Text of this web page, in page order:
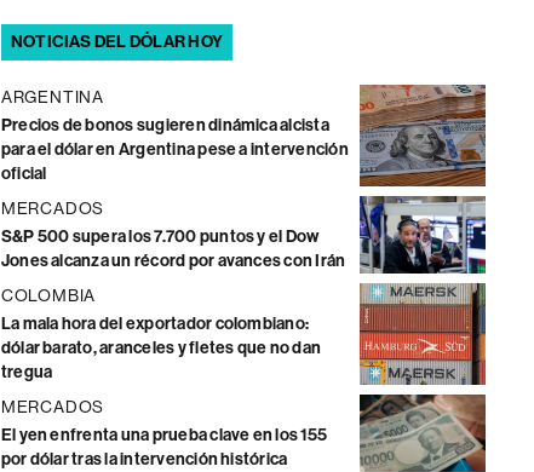
NOTICIAS DEL DÓLAR HOY
ARGENTINA
Precios de bonos sugieren dinámica alcista
para el dólar en Argentina pese a intervención
oficial
MERCADOS
S&P 500 supera los 7.700 puntos y el Dow
Jones alcanza un récord por avances con Irán
COLOMBIA
La mala hora del exportador colombiano:
dólar barato, aranceles y fletes que no dan
tregua
MERCADOS
El yen enfrenta una prueba clave en los 155
por dólar tras la intervención histórica